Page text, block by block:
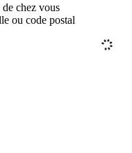
chez vous
ou code postal